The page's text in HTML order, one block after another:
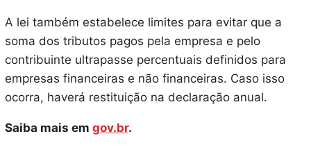
A lei também estabelece limites para evitar que a
soma dos tributos pagos pela empresa e pelo
contribuinte ultrapasse percentuais definidos para
empresas financeiras e não financeiras. Caso isso
ocorra, haverá restituição na declaração anual.
Saiba mais em gov.br.